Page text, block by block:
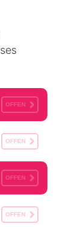
OFFEN
OFFEN
OFFEN
OFFEN